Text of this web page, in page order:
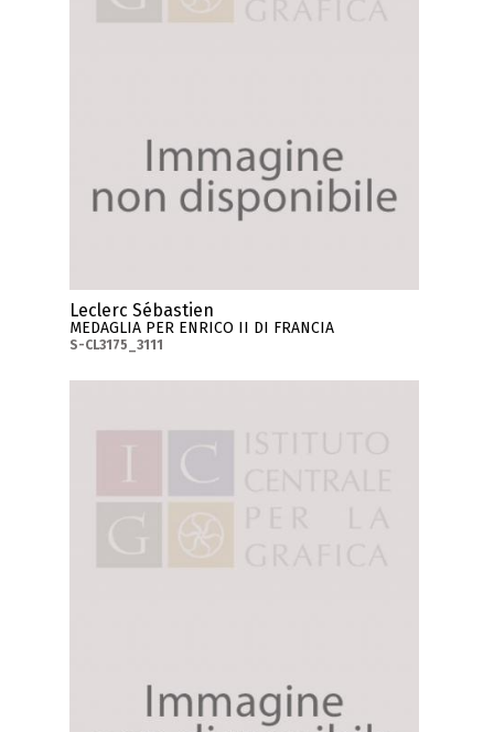
Leclerc Sébastien
MEDAGLIA PER ENRICO II DI FRANCIA
S-CL3175_3111